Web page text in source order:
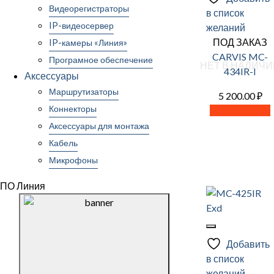
Видеорегистраторы
IP-видеосервер
IP-камеры «Линия»
Програмное обеспечение
Аксессуары
Маршрутизаторы
Коннекторы
Аксессуары для монтажа
Кабель
Микрофоны
ПО Линия
в список
желаний
НЕТ В
ПОД ЗАКАЗ
CARVIS MC-
434IR-I
5 200.00₽
Добавить
в список